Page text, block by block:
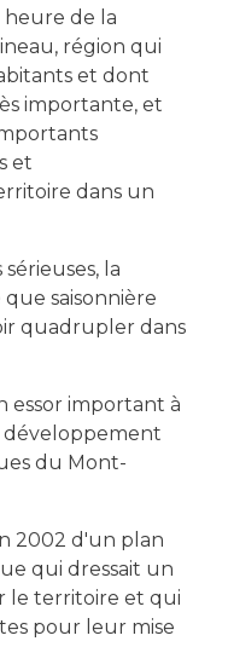
heure de la
région qui
et dont
importante, et
et
dans un
la
saisonnière
quadrupler dans
essor important à
développement
du Mont-
2002 d'un plan
qui dressait un
le territoire et qui
pour leur mise